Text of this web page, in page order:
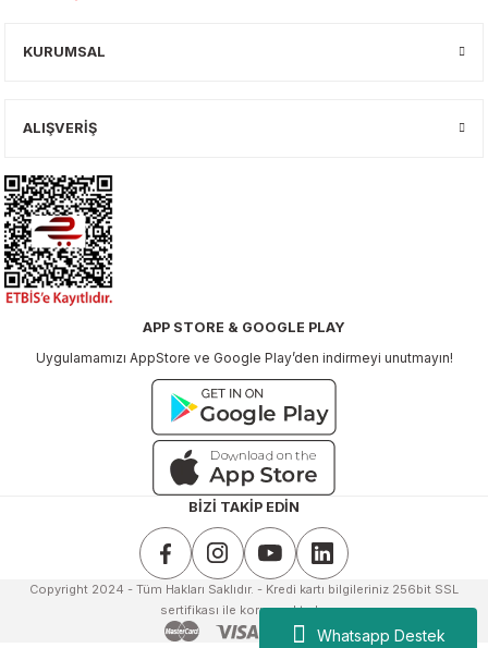
Whatsapp Destek
KURUMSAL
ALIŞVERİŞ
APP STORE & GOOGLE PLAY
Uygulamamızı AppStore ve Google Play’den indirmeyi unutmayın!
BİZİ TAKİP EDİN
Copyright 2024 - Tüm Hakları Saklıdır. - Kredi kartı bilgileriniz 256bit SSL
sertifikası ile korunmaktadır.